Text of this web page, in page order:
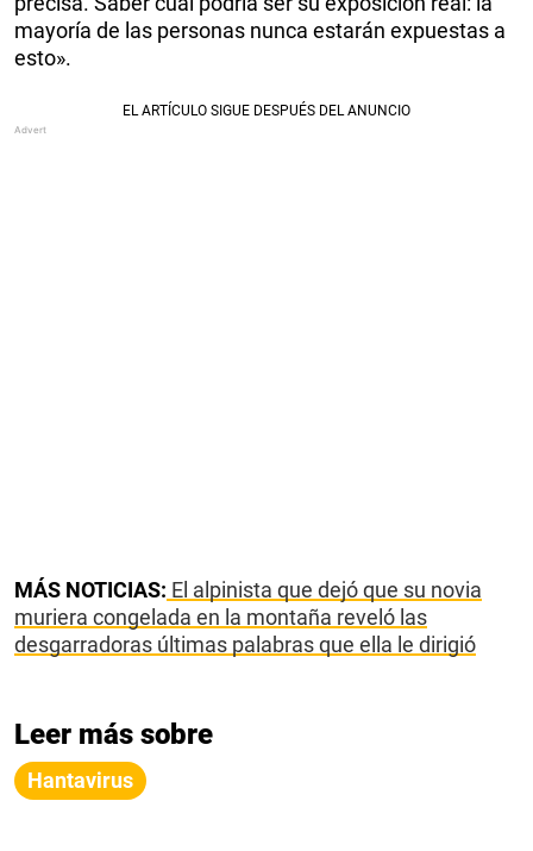
mayoría de las personas nunca estarán expuestas a
esto».
MÁS NOTICIAS: El alpinista que dejó que su novia
muriera congelada en la montaña reveló las
desgarradoras últimas palabras que ella le dirigió
Leer más sobre
Hantavirus